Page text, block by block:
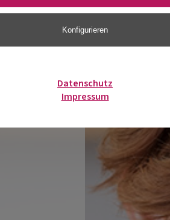
Konfigurieren
Datenschutz
Impressum